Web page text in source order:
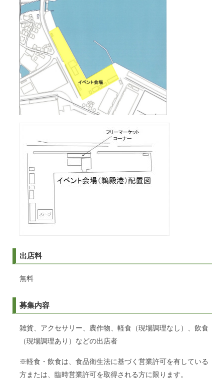
出店料
無料
募集内容
雑貨、アクセサリー、農作物、軽食（現場調理なし）、飲食
（現場調理あり）などの出店者
※軽食・飲食は、食品衛生法に基づく営業許可を有している
方または、臨時営業許可を取得される方に限ります。